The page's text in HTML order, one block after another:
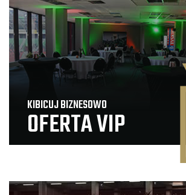
KIBICUJ BIZNESOWO
OFERTA VIP